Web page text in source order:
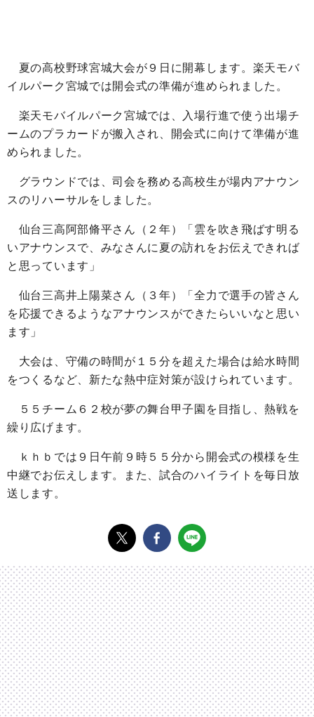
夏の高校野球宮城大会が９日に開幕します。楽天モバ
イルパーク宮城では開会式の準備が進められました。
楽天モバイルパーク宮城では、入場行進で使う出場チ
ームのプラカードが搬入され、開会式に向けて準備が進
められました。
グラウンドでは、司会を務める高校生が場内アナウン
スのリハーサルをしました。
仙台三高阿部脩平さん（２年）「雲を吹き飛ばす明る
いアナウンスで、みなさんに夏の訪れをお伝えできれば
と思っています」
仙台三高井上陽菜さん（３年）「全力で選手の皆さん
を応援できるようなアナウンスができたらいいなと思い
ます」
大会は、守備の時間が１５分を超えた場合は給水時間
をつくるなど、新たな熱中症対策が設けられています。
５５チーム６２校が夢の舞台甲子園を目指し、熱戦を
繰り広げます。
ｋｈｂでは９日午前９時５５分から開会式の模様を生
中継でお伝えします。また、試合のハイライトを毎日放
送します。